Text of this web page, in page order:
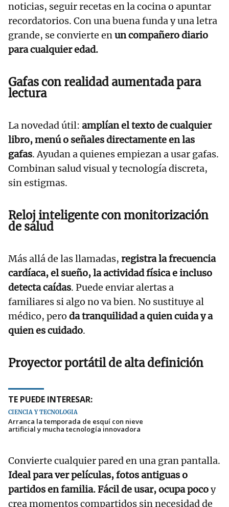
noticias, seguir recetas en la cocina o apuntar
recordatorios. Con una buena funda y una letra
grande, se convierte enun compañero diario
para cualquier edad.
Gafas con realidad aumentada para
lectura
La novedad útil: amplían el texto de cualquier
libro, menú o señales directamente en las
gafas. Ayudan a quienes empiezan a usar gafas.
Combinan salud visual y tecnología discreta,
sin estigmas.
Reloj inteligente con monitorización
de salud
Más allá de las llamadas, registra la frecuencia
cardíaca, el sueño, la actividad física e incluso
detecta caídas. Puede enviar alertas a
familiares si algo no va bien. No sustituye al
médico, pero da tranquilidad a quien cuida y a
quien es cuidado.
Proyector portátil de alta definición
TE PUEDE INTERESAR:
CIENCIA Y TECNOLOGÍA
Arranca la temporada de esquí con nieve
artificial y mucha tecnología innovadora
Convierte cualquier pared en una gran pantalla.
Ideal para ver películas, fotos antiguas o
partidos en familia. Fácil de usar, ocupa pocoy
crea momentos compartidos sin necesidad de